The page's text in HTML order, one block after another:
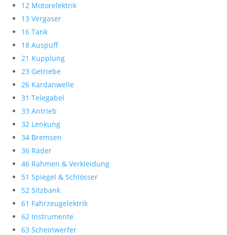
12 Motorelektrik
13 Vergaser
16 Tank
18 Auspuff
21 Kupplung
23 Getriebe
26 Kardanwelle
31 Telegabel
33 Antrieb
32 Lenkung
34 Bremsen
36 Räder
46 Rahmen & Verkleidung
51 Spiegel & Schlösser
52 Sitzbank
61 Fahrzeugelektrik
62 Instrumente
63 Scheinwerfer